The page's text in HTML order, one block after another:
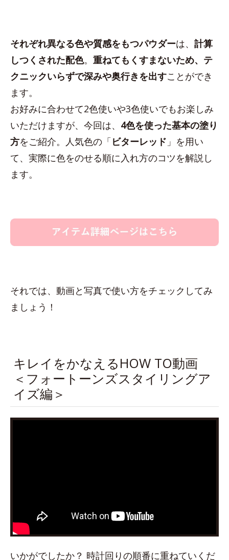
それぞれ異なる色や質感をもつパウダーは、 計算
しつくされた配色。 重ねてもくすまないため、テ
クニックいらずで深みや奥行きを出すことができ
ます。
お好みに合わせて2色使いや3色使いでもお楽しみ
いただけますが、今回は、 4色を使った基本の塗り
方をご紹介。人気色の「ビターレッド 」を用い
て、実際に色をのせる順に入れ方のコツを解説し
ます。
それでは、動画と写真で使い方をチェックしてみ
ましょう！
キレイをかなえるHOW TO動画
＜フォートーンズスタイリングア
イズ編＞
いかがでしたか？ 時計回りの順番に重ねていくだ